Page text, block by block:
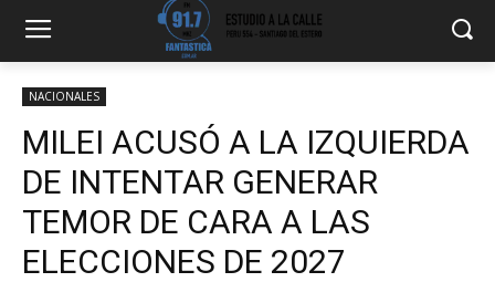
NACIONALES
MILEI ACUSÓ A LA IZQUIERDA
DE INTENTAR GENERAR
TEMOR DE CARA A LAS
ELECCIONES DE 2027